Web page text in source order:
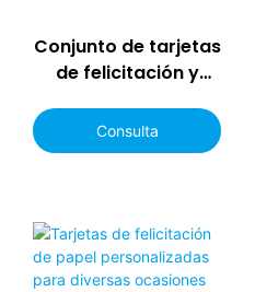
Conjunto de tarjetas
de felicitación y
impresión CMYK
personalizada
Consulta